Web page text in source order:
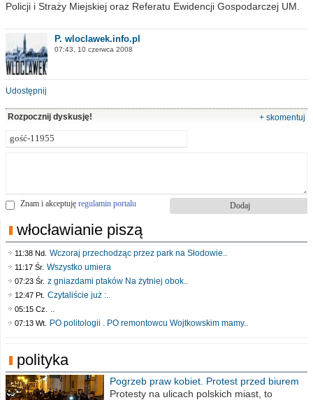
Policji i Straży Miejskiej oraz Referatu Ewidencji Gospodarczej UM.
P. wloclawek.info.pl
07:43, 10 czerwca 2008
Udostępnij
Rozpocznij dyskusję! + skomentuj
Znam i akceptuję regulamin portalu
włocławianie piszą
11:38 Nd. Wczoraj przechodząc przez park na Słodowie..
11:17 Śr. Wszystko umiera
07:23 Śr. z gniazdami ptaków Na żytniej obok..
12:47 Pt. Czytaliście już :..
05:15 Cz. ..
07:13 Wt. PO politologii . PO remontowcu Wojtkowskim mamy..
polityka
Pogrzeb praw kobiet. Protest przed biurem
poselskim PiS
Protesty na ulicach polskich miast, to